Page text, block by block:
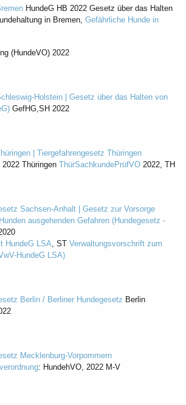
HundeG HB 2022 Gesetz über das Halten
in Bremen, Gefährliche Hunde in
(HundeVO) 2022
Holstein | Gesetz über das Halten von
GefHG,SH 2022
| Tiergefahrengesetz Thüringen
2022 Thüringen ThürSachkundePrüfVO 2022, TH
Sachsen-Anhalt | Gesetz zur Vorsorge
ausgehenden Gefahren (Hundegesetz -
HundeG LSA , ST Verwaltungsvorschrift zum
HundeG LSA)
Berlin / Berliner Hundegesetz Berlin
Mecklenburg-Vorpommern
: HundehVO, 2022 M-V